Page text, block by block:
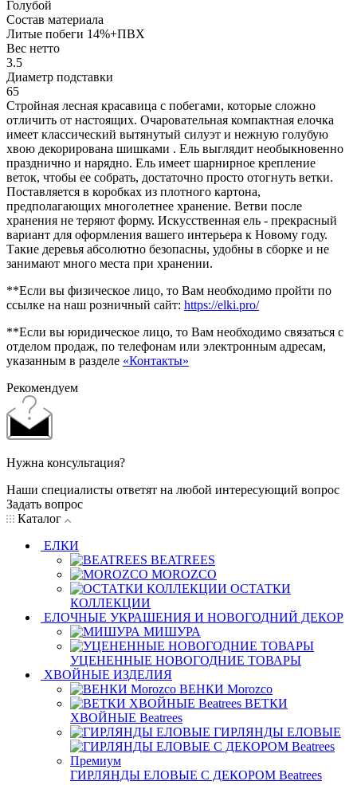
Голубой
Состав материала
Литые побеги 14%+ПВХ
Вес нетто
3.5
Диаметр подставки
65
Стройная лесная красавица с побегами, которые сложно
отличить от настоящих. Очаровательная компактная елочка
имеет классический вытянутый силуэт и нежную голубую
хвою декорирована шишками . Ель выглядит необыкновенно
празднично и нарядно. Ель имеет шарнирное крепление
веток, чтобы ее собрать, достаточно просто отогнуть ветки.
Поставляется в коробках из плотного картона,
предполагающих многолетнее хранение. Ветви после
хранения не теряют форму. Искусственная ель - прекрасный
вариант для оформления вашего интерьера к Новому году.
Такие деревья абсолютно безопасны, удобны в сборке и не
занимают много места при хранении.
**Если вы физическое лицо, то Вам необходимо пройти по
ссылке на наш розничный сайт: https://elki.pro/
**Если вы юридическое лицо, то Вам необходимо связаться с
отделом продаж, по телефонам или электронным адресам,
указанным в разделе «Контакты»
Рекомендуем
Нужна консультация?
Наши специалисты ответят на любой интересующий вопрос
Задать вопрос
Каталог
ЕЛКИ
BEATREES
MOROZCO
ОСТАТКИ
КОЛЛЕКЦИИ
ЕЛОЧНЫЕ УКРАШЕНИЯ И НОВОГОДНИЙ ДЕКОР
МИШУРА
УЦЕНЕННЫЕ НОВОГОДНИЕ ТОВАРЫ
ХВОЙНЫЕ ИЗДЕЛИЯ
ВЕНКИ Morozco
ВЕТКИ
ХВОЙНЫЕ Beatrees
ГИРЛЯНДЫ ЕЛОВЫЕ
ГИРЛЯНДЫ ЕЛОВЫЕ С ДЕКОРОМ Beatrees